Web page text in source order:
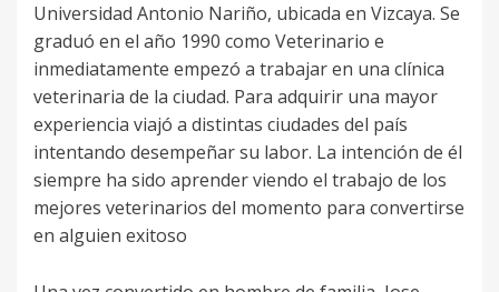
Universidad Antonio Nariño, ubicada en Vizcaya. Se
graduó en el año 1990 como Veterinario e
inmediatamente empezó a trabajar en una clínica
veterinaria de la ciudad. Para adquirir una mayor
experiencia viajó a distintas ciudades del país
intentando desempeñar su labor. La intención de él
siempre ha sido aprender viendo el trabajo de los
mejores veterinarios del momento para convertirse
en alguien exitoso